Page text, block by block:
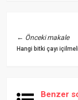
← Önceki makale
Hangi bitki çayı
Benzer